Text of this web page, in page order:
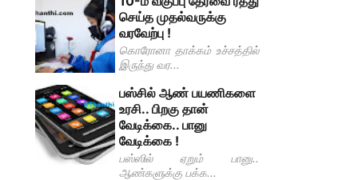
செய்த முதல்வருக்கு
வரவேற்பு !
கொரோனா தாக்கம் உச்சத்தில்
இருந்து வர...
பஸ்சில் ஆண் பயணிகளை
உரசி.. பிறகு தான்
வேடிக்கை.. பானு
வேடிக்கை !
பஸ்ஸில் ஏறும் பானு..
ஆண்களுக்கு பக்க...